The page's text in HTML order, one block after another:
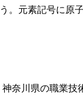
。元素記号に原
奈川県の職業技